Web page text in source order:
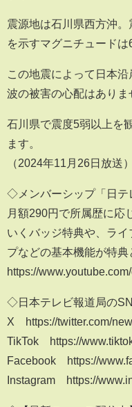
震源地は石川県西方沖
を示すマグニチュードは
この地震によって日本
波の被害の心配はありま
石川県で震度5弱以上を
ます。
（2024年11月26日放送）
◇メンバーシップ「日テ
月額290円で所属歴に応
いくバッジ特典や、ラ
プなどの基本機能が特典
https://
◇日本テレビ報道局の
X https://twitter.com/
TikTok https://
Facebook https://
Instagram https://